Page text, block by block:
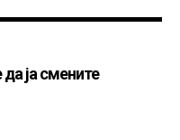
ја смените